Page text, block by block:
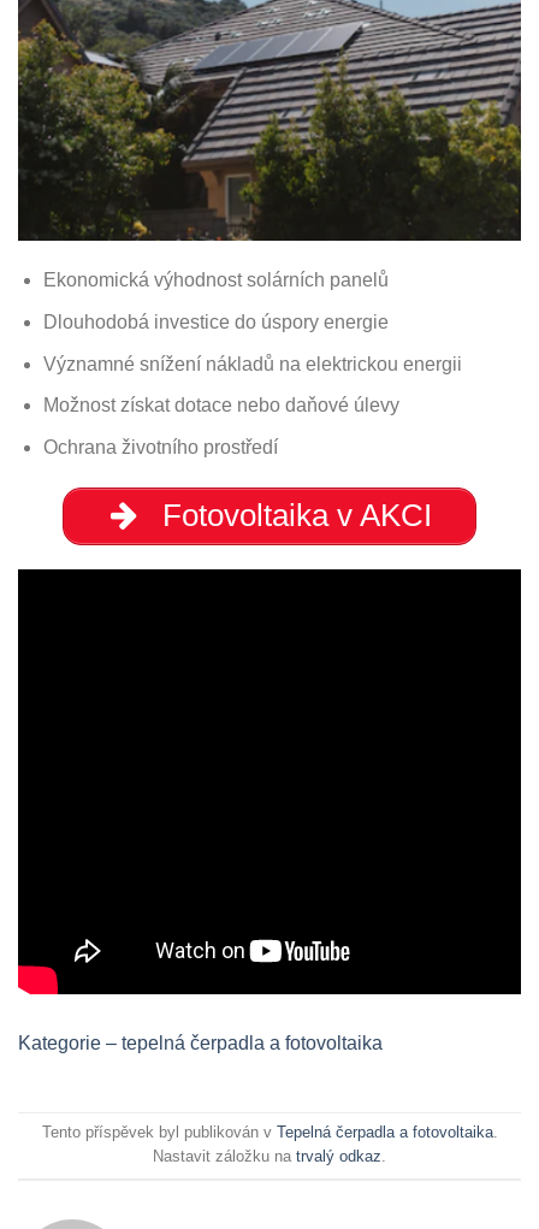
Ekonomická výhodnost solárních panelů
Dlouhodobá investice do úspory energie
Významné snížení nákladů na elektrickou energii
Možnost získat dotace nebo daňové úlevy
Ochrana životního prostředí
Fotovoltaika v AKCI
Kategorie – tepelná čerpadla a fotovoltaika
Tento příspěvek byl publikován v Tepelná čerpadla a fotovoltaika.
Nastavit záložku na trvalý odkaz.